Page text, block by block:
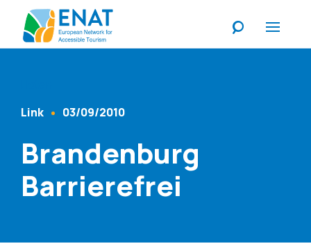
Content Type
Link 03/09/2010
Brandenburg
Barrierefrei